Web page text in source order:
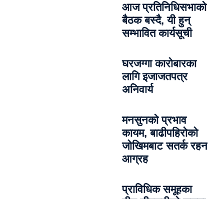
आज प्रतिनिधिसभाको
बैठक बस्दै, यी हुन्
सम्भावित कार्यसूची
घरजग्गा कारोबारका
लागि इजाजतपत्र
अनिवार्य
मनसुनको प्रभाव
कायम, बाढीपहिरोको
जोखिमबाट सतर्क रहन
आग्रह
प्राविधिक समूहका